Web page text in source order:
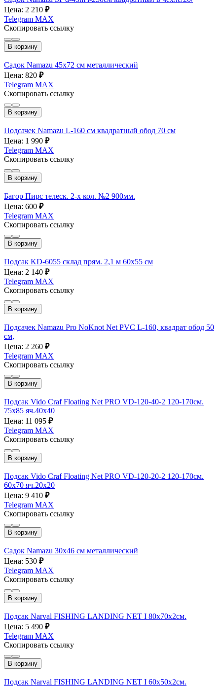
Цена: 2 210 ₽
Telegram MAX
Скопировать ссылку
В корзину
Садок Namazu 45х72 см металлический
Цена: 820 ₽
Telegram MAX
Скопировать ссылку
В корзину
Подсачек Namazu L-160 см квадратный обод 70 см
Цена: 1 990 ₽
Telegram MAX
Скопировать ссылку
В корзину
Багор Пирс телеск. 2-х кол. №2 900мм.
Цена: 600 ₽
Telegram MAX
Скопировать ссылку
В корзину
Подсак KD-6055 склад прям. 2,1 м 60х55 см
Цена: 2 140 ₽
Telegram MAX
Скопировать ссылку
В корзину
Подсачек Namazu Pro NoKnot Net PVC L-160, квадрат обод 50
см,
Цена: 2 260 ₽
Telegram MAX
Скопировать ссылку
В корзину
Подсак Vido Craf Floating Net PRO VD-120-40-2 120-170см.
75х85 яч.40х40
Цена: 11 095 ₽
Telegram MAX
Скопировать ссылку
В корзину
Подсак Vido Craf Floating Net PRO VD-120-20-2 120-170см.
60х70 яч.20х20
Цена: 9 410 ₽
Telegram MAX
Скопировать ссылку
В корзину
Садок Namazu 30х46 см металлический
Цена: 530 ₽
Telegram MAX
Скопировать ссылку
В корзину
Подсак Narval FISHING LANDING NET I 80x70х2см.
Цена: 5 490 ₽
Telegram MAX
Скопировать ссылку
В корзину
Подсак Narval FISHING LANDING NET I 60x50х2см.